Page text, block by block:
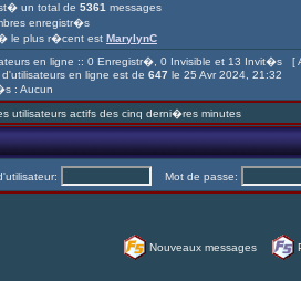
un total de 5361 messages
enregistr�s
le plus r�cent est MarylynC
en ligne :: 0 Enregistr�, 0 Invisible et 13 Invit�s [
en ligne est de 647 le 25 Avr 2024, 21:32
: Aucun
utilisateurs actifs des cinq derni�res minutes
Mot de passe:
Nouveaux messages